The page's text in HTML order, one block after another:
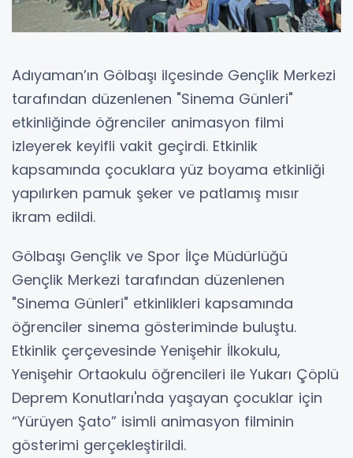
Adıyaman’ın Gölbaşı ilçesinde Gençlik Merkezi
tarafından düzenlenen "Sinema Günleri"
etkinliğinde öğrenciler animasyon filmi
izleyerek keyifli vakit geçirdi. Etkinlik
kapsamında çocuklara yüz boyama etkinliği
yapılırken pamuk şeker ve patlamış mısır
ikram edildi.
Gölbaşı Gençlik ve Spor İlçe Müdürlüğü
Gençlik Merkezi tarafından düzenlenen
"Sinema Günleri" etkinlikleri kapsamında
öğrenciler sinema gösteriminde buluştu.
Etkinlik çerçevesinde Yenişehir İlkokulu,
Yenişehir Ortaokulu öğrencileri ile Yukarı Çöplü
Deprem Konutları'nda yaşayan çocuklar için
“Yürüyen Şato” isimli animasyon filminin
gösterimi gerçekleştirildi.